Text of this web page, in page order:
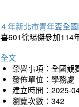
年新北市青年盃全
601徐晹傑參加114
文
榮譽事項：全國競
發佈單位：學務處
建立時間：2025-
瀏覽次數：342